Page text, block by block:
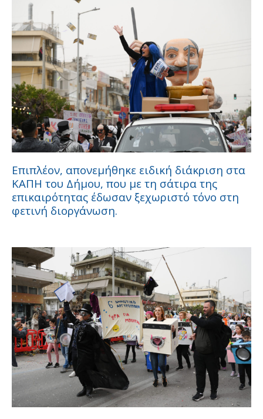
Επιπλέον, απονεμήθηκε ειδική διάκριση στα
ΚΑΠΗ του Δήμου, που με τη σάτιρα της
επικαιρότητας έδωσαν ξεχωριστό τόνο στη
φετινή διοργάνωση.